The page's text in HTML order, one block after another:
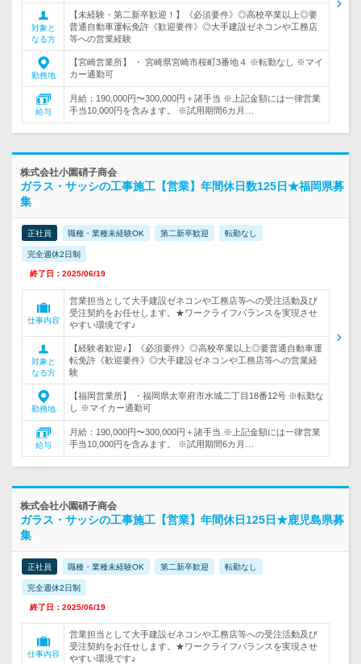
対象と
なる方
【未経験・第二新卒歓迎！】《必須要件》◎高校卒業以上◎要
普通自動車運転免許《歓迎要件》◎大手建設ゼネコンや工務店
等への営業経験
勤務地
【宮崎営業所】 ・ 宮崎県宮崎市桜町3番地４ ※転勤なし ※マイ
カー通勤可
給与
月給：190,000円〜300,000円＋諸手当 ※上記金額には一律営業
手当10,000円を含みます。 ※試用期間6カ月…
株式会社小園硝子商会
ガラス・サッシの工事施工【営業】年間休日数125日★福岡県募
集
正社員 職種・業種未経験OK 第二新卒歓迎 転勤なし
完全週休2日制
終了日：2025/06/19
仕事内容
営業担当として大手建設ゼネコンや工務店等への受注活動及び
受注契約をお任せします。★ワークライフバランスを実現させ
やすい環境です♪
対象と
なる方
【経験者歓迎♪】《必須要件》◎高校卒業以上◎要普通自動車運
転免許《歓迎要件》◎大手建設ゼネコンや工務店等への営業経
験
勤務地
【福岡営業所】 ・福岡県太宰府市水城二丁目18番12号 ※転勤な
し ※マイカー通勤可
給与
月給：190,000円〜300,000円＋諸手当 ※上記金額には一律営業
手当10,000円を含みます。 ※試用期間6カ月…
株式会社小園硝子商会
ガラス・サッシの工事施工【営業】年間休日125日★鹿児島県募
集
正社員 職種・業種未経験OK 第二新卒歓迎 転勤なし
完全週休2日制
終了日：2025/06/19
仕事内容
営業担当として大手建設ゼネコンや工務店等への受注活動及び
受注契約をお任せします。★ワークライフバランスを実現させ
やすい環境です♪